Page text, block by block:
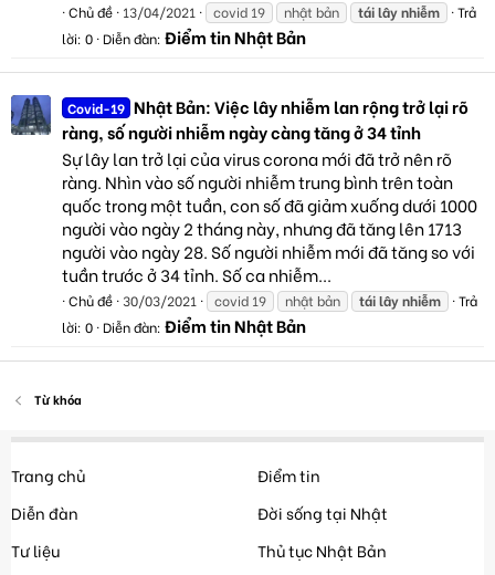
Chủ đề 13/04/2021 covid 19 nhật bản táilâynhiễm
Trả
lời: 0 Diễn đàn: Điểm tin Nhật Bản
Covid-19 Nhật Bản: Việc lây nhiễm lan rộng trở lại rõ
ràng, số người nhiễm ngày càng tăng ở 34 tỉnh
Sự lây lan trở lại của virus corona mới đã trở nên rõ
ràng. Nhìn vào số người nhiễm trung bình trên toàn
quốc trong một tuần, con số đã giảm xuống dưới 1000
người vào ngày 2 tháng này, nhưng đã tăng lên 1713
người vào ngày 28. Số người nhiễm mới đã tăng so với
tuần trước ở 34 tỉnh. Số ca nhiễm...
Chủ đề 30/03/2021 covid 19 nhật bản táilâynhiễm
Trả
lời: 0 Diễn đàn: Điểm tin Nhật Bản
Từ khóa
Trang chủ
Diễn đàn
Tư liệu
Điểm tin
Đời sống tại Nhật
Thủ tục Nhật Bản